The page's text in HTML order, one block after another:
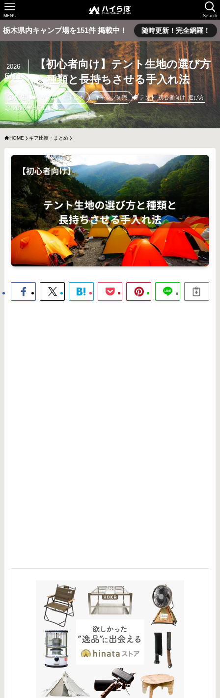
Search
MENU
栃木県内キャンプ場を151件 掲載中！ 随時更新！完全網羅！
【初心者向け】テント生地の選び方
と種類と長持ちさせる手入れ法
2026
6/11
広告 ギア比較・まとめ キャンプ知識 テント 初心者向け 選び方
2026年6月11日
HOME ギア比較・まとめ